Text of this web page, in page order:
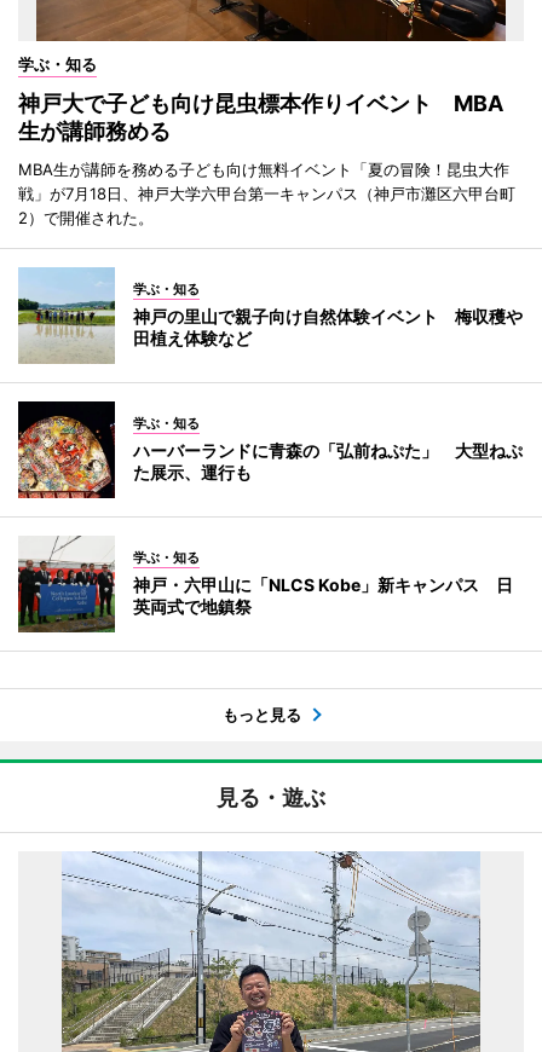
学ぶ・知る
神戸大で子ども向け昆虫標本作りイベント MBA
生が講師務める
MBA生が講師を務める子ども向け無料イベント「夏の冒険！昆虫大作
戦」が7月18日、神戸大学六甲台第一キャンパス（神戸市灘区六甲台町
2）で開催された。
学ぶ・知る
神戸の里山で親子向け自然体験イベント 梅収穫や
田植え体験など
学ぶ・知る
ハーバーランドに青森の「弘前ねぷた」 大型ねぷ
た展示、運行も
学ぶ・知る
神戸・六甲山に「NLCS Kobe」新キャンパス 日
英両式で地鎮祭
もっと見る
見る・遊ぶ